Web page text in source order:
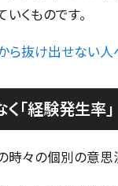
くものです。
から抜け出せない人
「経験発生率」
々の個別の意思